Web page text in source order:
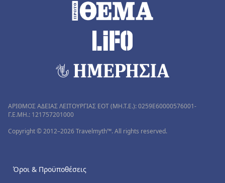
ΑΡΙΘΜΟΣ ΑΔΕΙΑΣ ΛΕΙΤΟΥΡΓΙΑΣ ΕΟΤ (MH.T.E.): 0259Ε60000576001-
Γ.Ε.ΜΗ.: 121757201000
Copyright © 2012–2026 Travelmyth™. All rights reserved.
Όροι & Προϋποθέσεις